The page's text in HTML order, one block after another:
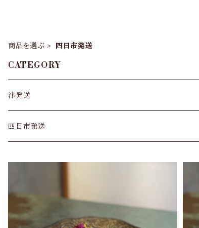
商品を選ぶ 四日市発送
CATEGORY
津発送
いせもん本店 （津発送）
四日市発送
香辛藝術 MYSTERIOUS INDIA （四日市発送）